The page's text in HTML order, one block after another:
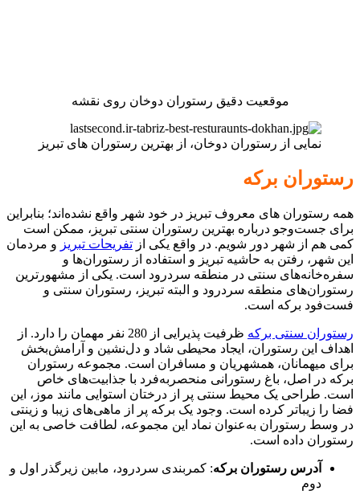
موقعیت دقیق رستوران دوخان روی نقشه
نمایی از رستوران دوخان، از بهترین رستوران های تبریز
رستوران برکه
همه رستوران های معروف تبریز در خود شهر واقع نشده‌اند؛ بنابراین
برای جست‌وجو درباره بهترین رستوران سنتی تبریز، ممکن است
کمی هم از شهر دور شویم. در واقع یکی از تفریحات تبریز و مردمان
این شهر، رفتن به حاشیه تبریز و استفاده از رستوران‌ها و
سفره‌خانه‌های سنتی در منطقه سردرود است. یکی از مشهورترین
رستوران‌های منطقه سردرود و البته تبریز، رستوران سنتی و
فست‌فود برکه است.
رستوران سنتی برکه
ظرفیت پذیرایی از 280 نفر مهمان را دارد. از
اهداف این رستوران، ایجاد محیطی شاد و دل‌نشین و آرامش‌بخش
برای میهمانان، همشهریان و مسافران است. مجموعه رستوران
برکه در اصل، باغ رستورانی منحصربه‌فرد با جذابیت‌های خاص
است. طراحی یک محیط سنتی پر از درختان استوایی مانند موز، این
فضا را زیباتر کرده است. وجود یک برکه پر از ماهی‌های زیبا و زینتی
در وسط رستوران به‌عنوان نماد این مجموعه، لطافت خاصی به این
رستوران داده است.
آدرس رستوران برکه: کمربندی سردرود، مابین زیرگذر اول و
دوم